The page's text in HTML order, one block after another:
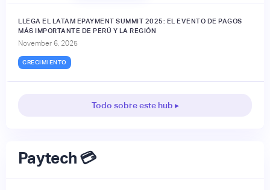
LLEGA EL LATAM EPAYMENT SUMMIT 2025: EL EVENTO DE PAGOS
MÁS IMPORTANTE DE PERÚ Y LA REGIÓN
November 6, 2025
CRECIMIENTO
Todo sobre este hub ▸
Paytech 💳